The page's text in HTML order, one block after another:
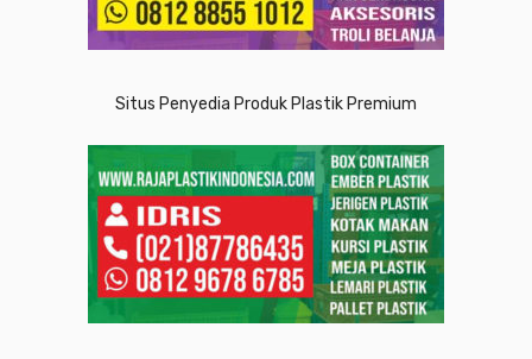
Situs Penyedia Produk Plastik Premium